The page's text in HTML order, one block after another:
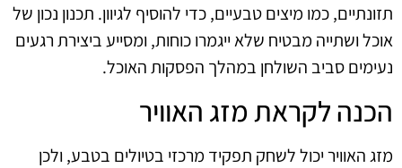
תזונתיים, כמו מיצים טבעיים, כדי להוסיף לגיוון. תכנון נכון של
אוכל ושתייה מבטיח שלא ייגמרו כוחות, ומסייע ביצירת רגעים
נעימים סביב השולחן במהלך הפסקות האוכל.
הכנה לקראת מזג האוויר
מזג האוויר יכול לשחק תפקיד מרכזי בטיולים בטבע, ולכן